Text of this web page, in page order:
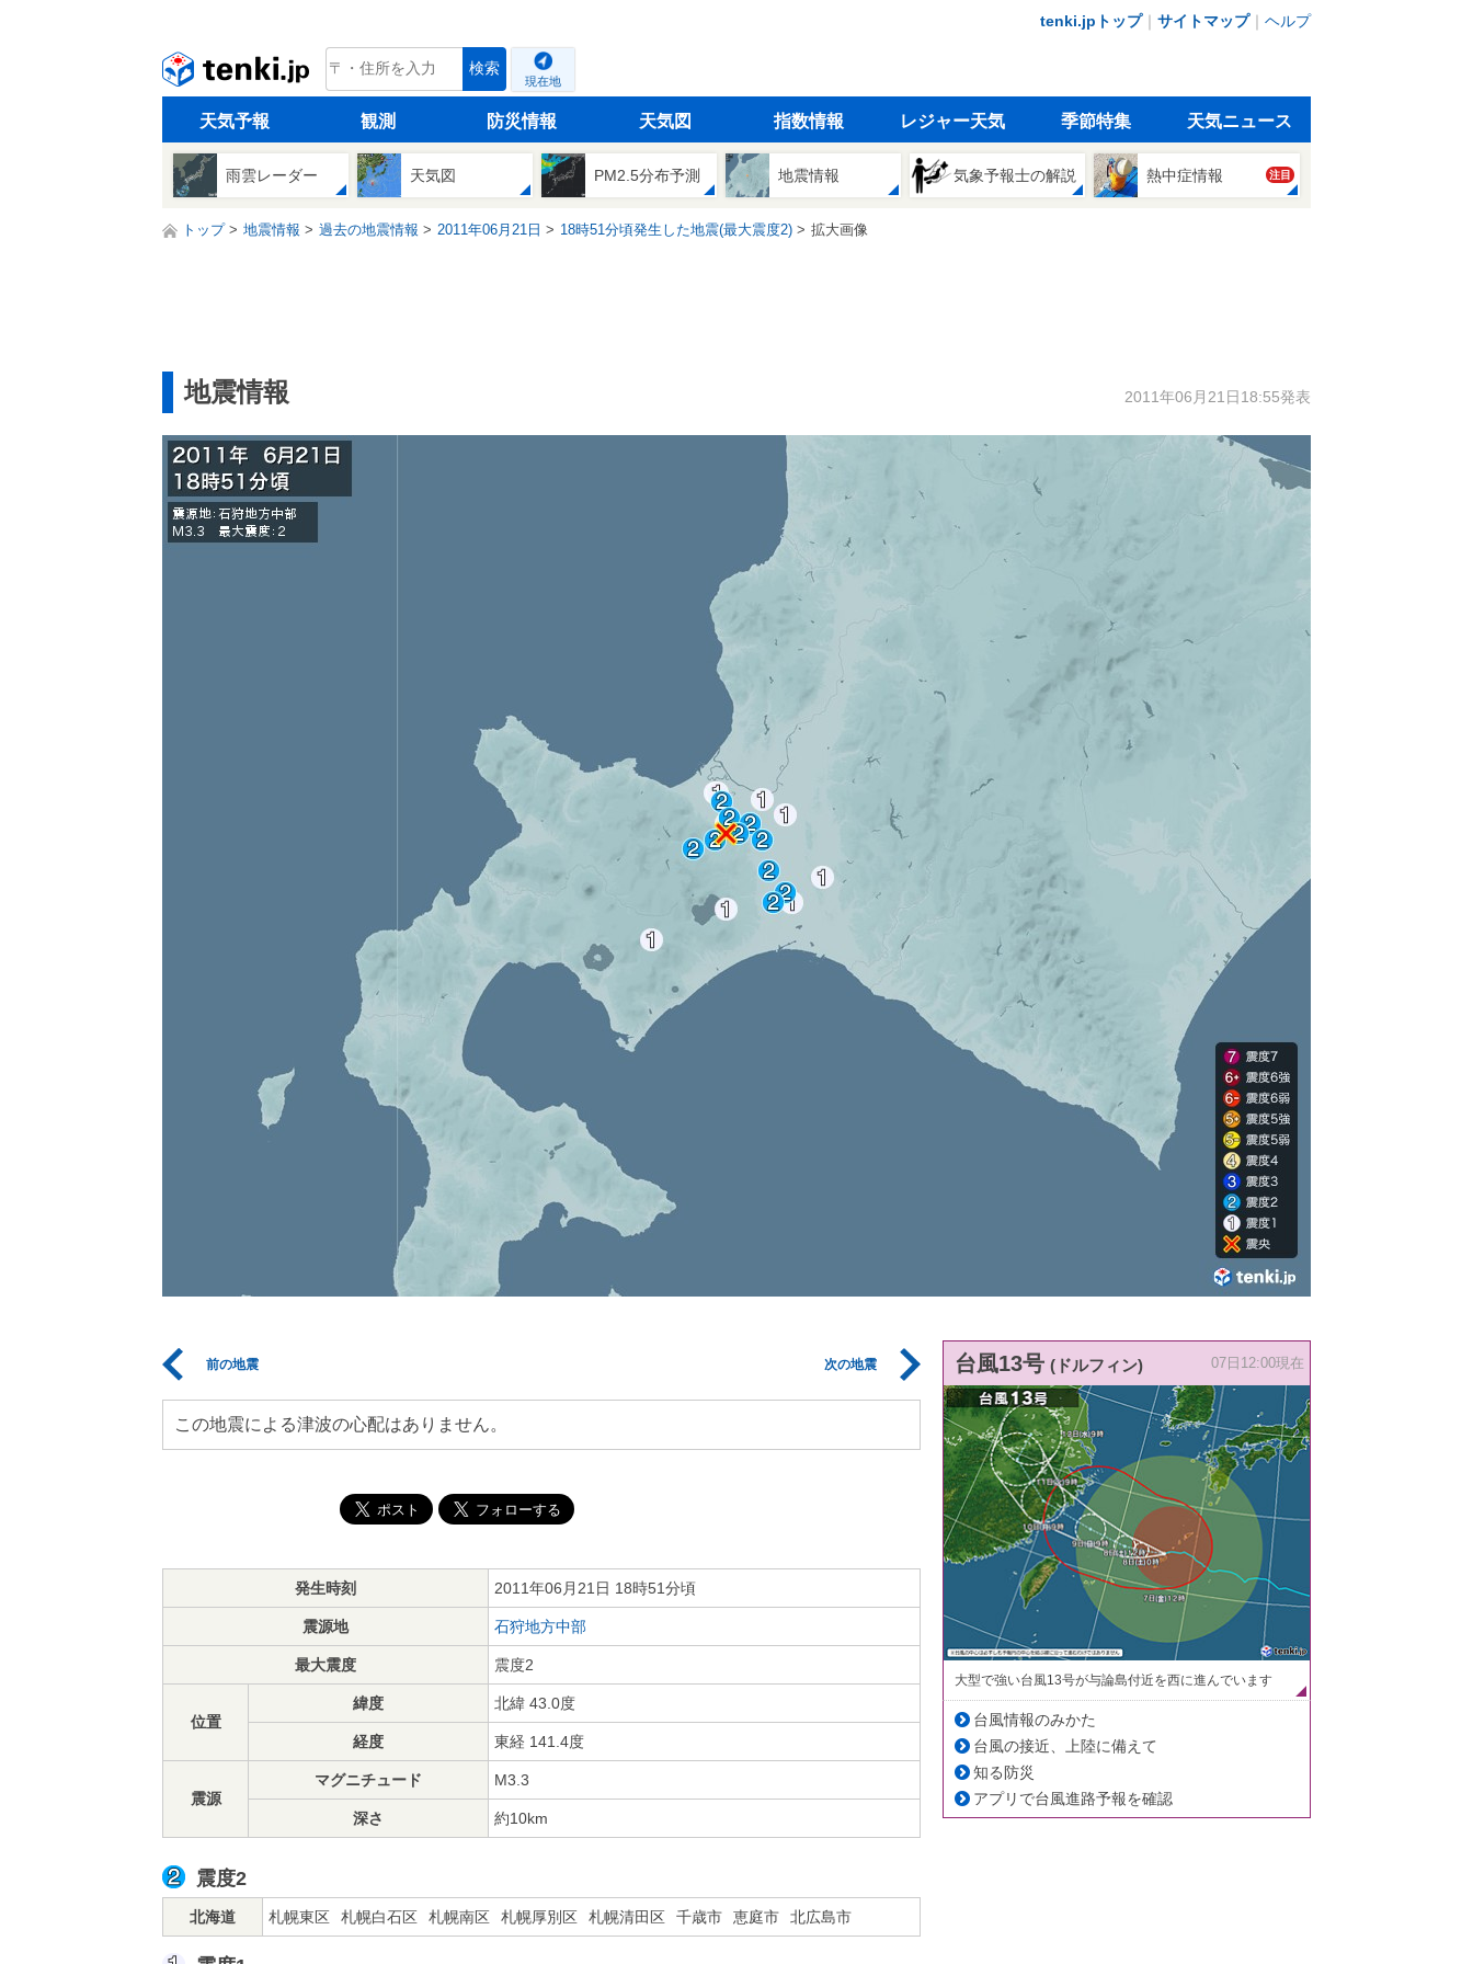
tenki.jpトップ｜ サイトマップ｜ ヘルプ
tenki.jp 検索
現在地
天気予報 観測 防災情報 天気図 指数情報 レジャー天気 季節特集 天気ニュース
雨雲レーダー 天気図 PM2.5分布予測 地震情報 気象予報士の解説 熱中症情報 注目
トップ 地震情報 過去の地震情報 2011年06月21日 18時51分頃発生した地震(最大震度2) 拡大画像
地震情報 2011年06月21日18:55発表
前の地震 次の地震
この地震による津波の心配はありません。
発生時刻 2011年06月21日 18時51分頃
震源地 石狩地方中部
最大震度 震度2
位置
緯度 北緯 43.0度
経度 東経 141.4度
震源
マグニチュード M3.3
深さ 約10km
震度2
北海道 札幌東区 札幌白石区 札幌南区 札幌厚別区 札幌清田区 千歳市 恵庭市 北広島市
台風13号 (ドルフィン) 07日12:00現在
大型で強い台風13号が与論島付近を西に進んでいます
台風情報のみかた
台風の接近、上陸に備えて
知る防災
アプリで台風進路予報を確認